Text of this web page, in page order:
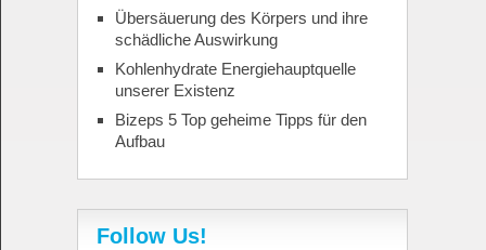
Übersäuerung des Körpers und ihre
schädliche Auswirkung
Kohlenhydrate Energiehauptquelle
unserer Existenz
Bizeps 5 Top geheime Tipps für den
Aufbau
Follow Us!